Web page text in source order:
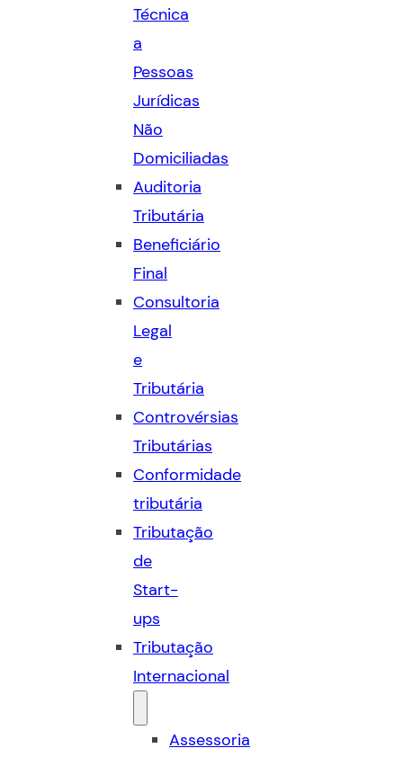
Técnica
a
Pessoas
Jurídicas
Não
Domiciliadas
Auditoria
Tributária
Beneficiário
Final
Consultoria
Legal
e
Tributária
Controvérsias
Tributárias
Conformidade
tributária
Tributação
de
Start-
ups
Tributação
Internacional
Assessoria